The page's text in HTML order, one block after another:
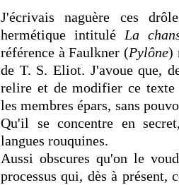
J'écrivais naguère ces
hermétique intitulé La
référence à Faulkner (Pylône)
de T. S. Eliot. J'avoue que,
relire et de modifier ce texte
les membres épars, sans
Qu'il se concentre en
langues rouquines.
Aussi obscures qu'on le
processus qui, dès à présent,